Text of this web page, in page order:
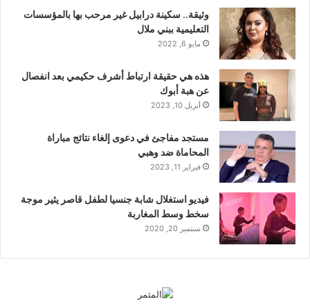
وثيقة.. سكينة درابيل غير مرحب بها بالمؤسسات
التعليمية ببني ملال
مايو 6, 2022
هذه هي حقيقة ارتباط أشرف حكيمي بعد انفصال
عن هبة أبوك
أبريل 10, 2023
مستجد مفاجئ في دعوى إلغاء نتائج مباراة
المحاماة ضد وهبي
فبراير 11, 2023
فيديو استغلال شابة جنسيا لطفل قاصر يثير موجة
سخط وسط المغاربة
سبتمبر 20, 2020